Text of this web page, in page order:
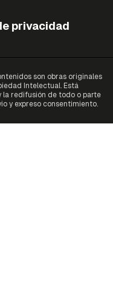
privacidad
son obras originales
Intelectual. Está
la redifusión de todo o parte
y expreso consentimiento.